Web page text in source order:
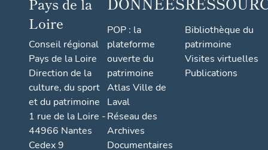
Loire
Conseil régional
Pays de la Loire
Direction de la
culture, du sport
et du patrimoine
1 rue de la Loire -
44966 Nantes
Cedex 9
POP : la
plateforme
ouverte du
patrimoine
Atlas Ville de
Laval
Réseau des
Archives
Documentaires
Bibliothèque du
patrimoine
Visites virtuelles
Publications